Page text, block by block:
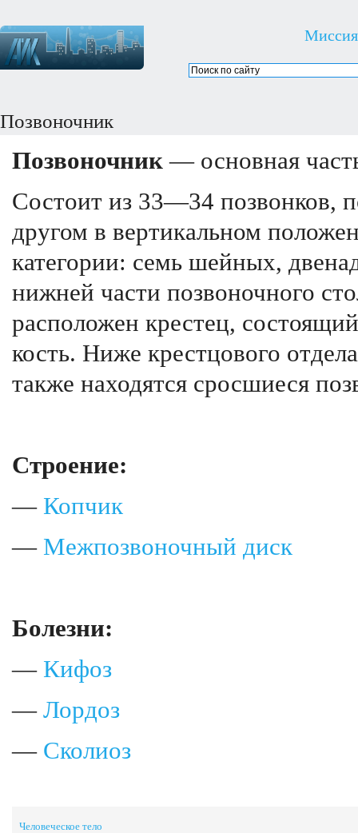
Миссия
Позвоночник
Позвоночник — основная
Состоит из 33—34 позвонков,
другом в вертикальном
категории: семь шейных,
нижней части позвоночного
расположен крестец,
кость. Ниже крестцового
также находятся сросшиеся
Строение:
— Копчик
— Межпозвоночный диск
Болезни:
— Кифоз
— Лордоз
— Сколиоз
Человеческое тело